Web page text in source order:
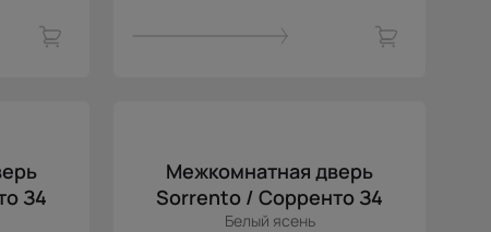
З4
Межкомнатная дверь
Sorrento / Сорренто З4
Белый ясень